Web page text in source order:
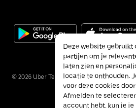
© 2026 Uber Technologies Inc.
Deze website gebruikt
partijen om je
laten zien en
locatie te onthouden.
voor deze cookies
Afmelden te
account hebt, kun je je